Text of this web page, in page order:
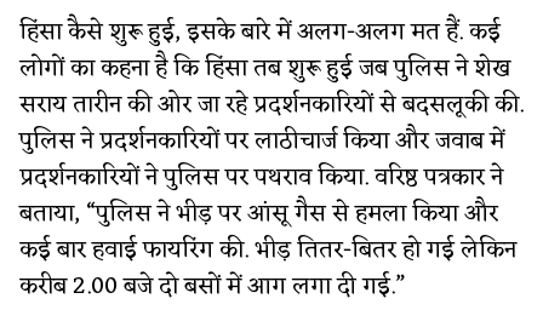
हिंसा कैसे शुरू हुई, इसके बारे में अलग-अलग मत हैं. कई
लोगों का कहना है कि हिंसा तब शुरू हुई जब पुलिस ने शेख
सराय तारीन की ओर जा रहे प्रदर्शनकारियों से बदसलूकी की.
पुलिस ने प्रदर्शनकारियों पर लाठीचार्ज किया और जवाब में
प्रदर्शनकारियों ने पुलिस पर पथराव किया. वरिष्ठ पत्रकार ने
बताया, “पुलिस ने भीड़ पर आंसू गैस से हमला किया और
कई बार हवाई फायरिंग की. भीड़ तितर-बितर हो गई लेकिन
करीब 2.00 बजे दो बसों में आग लगा दी गई.”